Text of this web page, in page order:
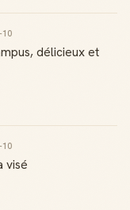
10
délicieux et
10
visé